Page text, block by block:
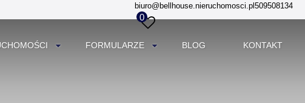
biuro@bellhouse.nieruchomosci.pl 509508134
0
FORMULARZE BLOG KONTAKT